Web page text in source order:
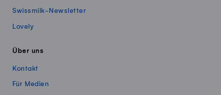
Swissmilk-Newsletter
Lovely
Über uns
Kontakt
Für Medien